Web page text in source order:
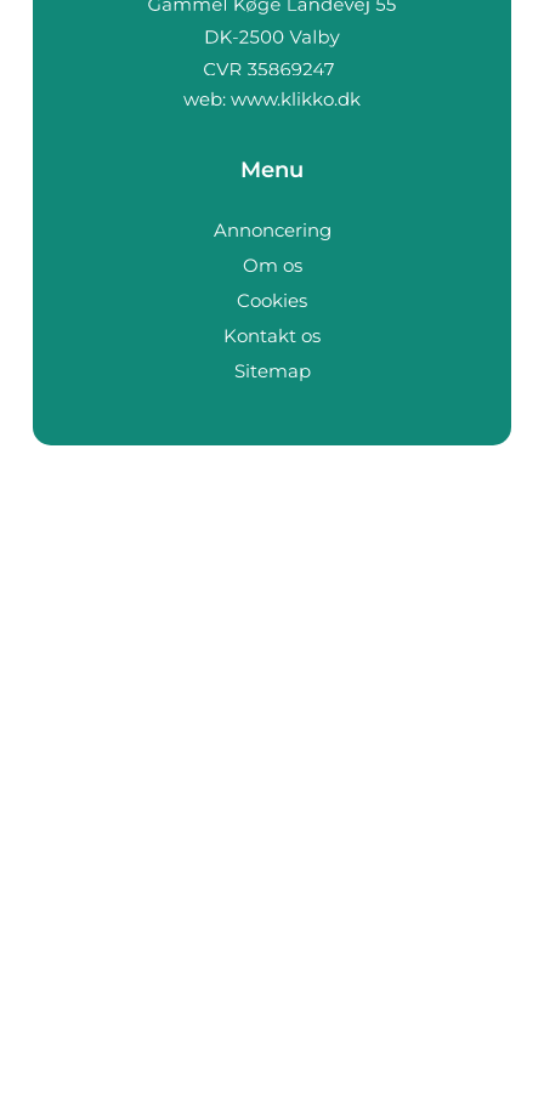
web: www.klikko.dk
Menu
Annoncering
Om os
Cookies
Kontakt os
Sitemap